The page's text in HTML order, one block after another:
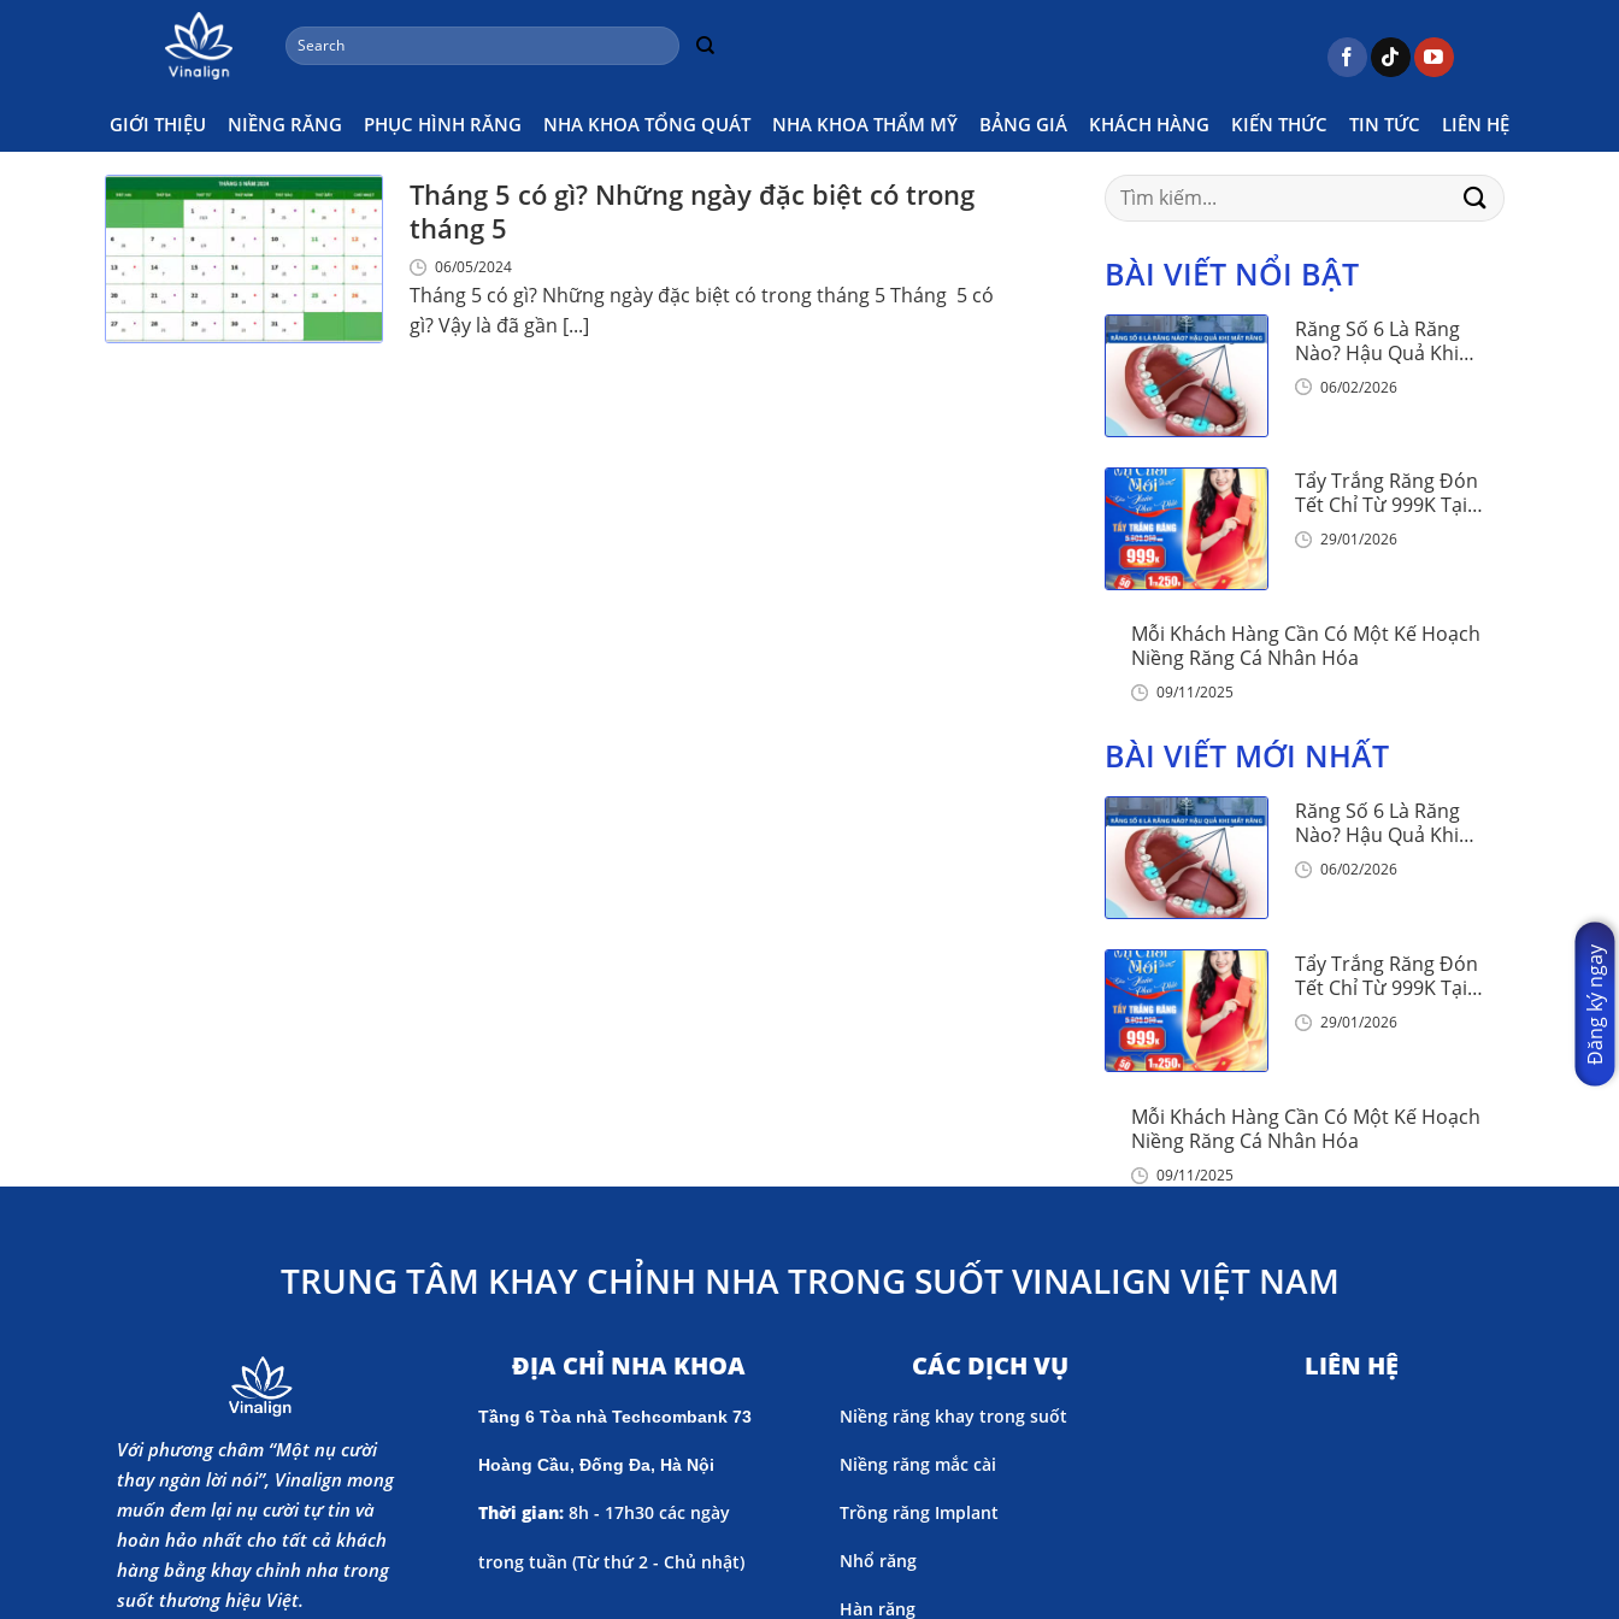
Search
for:
GIỚI THIỆU NIỀNG RĂNG PHỤC HÌNH RĂNG NHA KHOA TỔNG QUÁT NHA KHOA THẨM MỸ BẢNG GIÁ KHÁCH HÀNG KIẾN THỨC TIN TỨC LIÊN HỆ
Ngày Lễ Tháng 5 Posts tagged "ngày lễ tháng 5"
Tháng 5 có gì? Những ngày đặc biệt có trong
tháng 5
06/05/2024
Tháng 5 có gì? Những ngày đặc biệt có trong tháng 5 Tháng 5 có
gì? Vậy là đã gần [...]
Search
for:
BÀI VIẾT NỔI BẬT
Răng Số 6 Là Răng
Nào? Hậu Quả Khi
Mất Răng Số 6
06/02/2026
Tẩy Trắng Răng Đón
Tết Chỉ Từ 999K Tại
Nha Khoa Vinalign
29/01/2026
Mỗi Khách Hàng Cần Có Một Kế Hoạch
Niềng Răng Cá Nhân Hóa
09/11/2025
BÀI VIẾT MỚI NHẤT
Răng Số 6 Là Răng
Nào? Hậu Quả Khi
Mất Răng Số 6
06/02/2026
Tẩy Trắng Răng Đón
Tết Chỉ Từ 999K Tại
Nha Khoa Vinalign
29/01/2026
Mỗi Khách Hàng Cần Có Một Kế Hoạch
Niềng Răng Cá Nhân Hóa
09/11/2025
TRUNG TÂM KHAY CHỈNH NHA TRONG SUỐT VINALIGN VIỆT NAM
Với phương châm “Một nụ cười
thay ngàn lời nói”, Vinalign mong
muốn đem lại nụ cười tự tin và
hoàn hảo nhất cho tất cả khách
hàng bằng khay chỉnh nha trong
suốt thương hiệu Việt.
ĐỊA CHỈ NHA KHOA
Tầng 6 Tòa nhà Techcombank 73
Hoàng Cầu, Đống Đa, Hà Nội
Thời gian: 8h - 17h30 các ngày
trong tuần (Từ thứ 2 - Chủ nhật)
CÁC DỊCH VỤ
Niềng răng khay trong suốt
Niềng răng mắc cài
Trồng răng Implant
Nhổ răng
Hàn răng
LIÊN HỆ
Đăng ký ngay